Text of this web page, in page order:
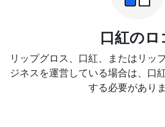
口紅のロ
リップグロス、口紅、またはリッ
ジネスを運営している場合は、口
する必要がありま